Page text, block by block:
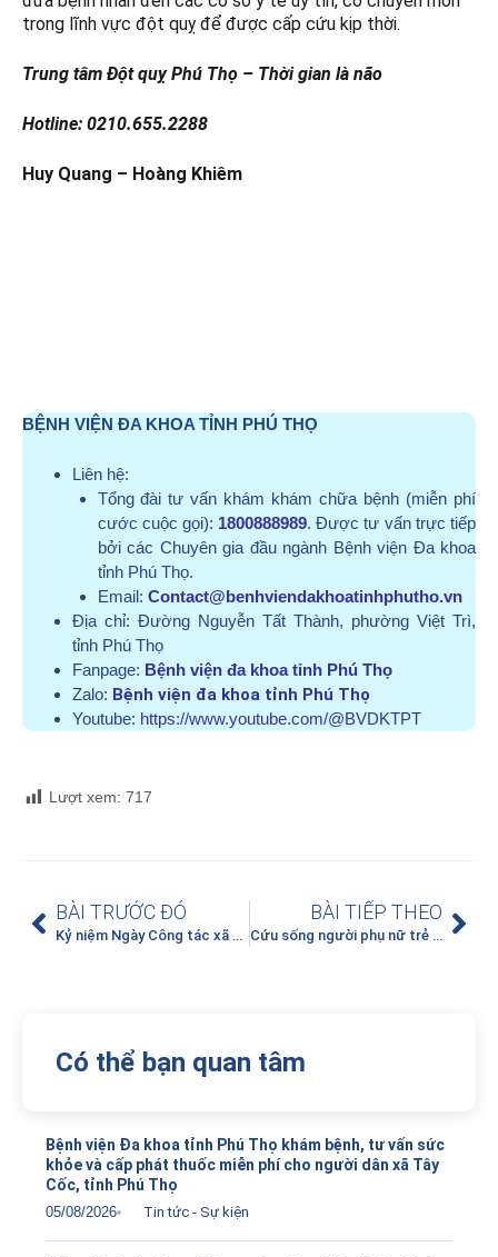
trong lĩnh vực đột quỵ để được cấp cứu kịp thời.
Trung tâm Đột quỵ Phú Thọ – Thời gian là não
Hotline: 0210.655.2288
Huy Quang – Hoàng Khiêm
BỆNH VIỆN ĐA KHOA TỈNH PHÚ THỌ
Liên hệ:
Tổng đài tư vấn khám khám chữa bệnh (miễn phí
cước cuộc gọi): 1800888989. Được tư vấn trực tiếp
bởi các Chuyên gia đầu ngành Bệnh viện Đa khoa
tỉnh Phú Thọ.
Email: Contact@benhviendakhoatinhphutho.vn
Địa chỉ: Đường Nguyễn Tất Thành, phường Việt Trì,
tỉnh Phú Thọ
Fanpage: Bệnh viện đa khoa tỉnh Phú Thọ
Zalo: Bệnh viện đa khoa tỉnh Phú Thọ
Youtube: https://www.youtube.com/@BVDKTPT
Lượt xem: 717
BÀI TRƯỚC ĐÓ
Kỷ niệm Ngày Công tác xã hội 25/3 – Mỗi “trao đi” là nhiều điều “nhận lại”
BÀI TIẾP THEO
Cứu sống người phụ nữ trẻ tuổi đột quỵ giờ thứ 7
Có thể bạn quan tâm
Bệnh viện Đa khoa tỉnh Phú Thọ khám bệnh, tư vấn sức
khỏe và cấp phát thuốc miễn phí cho người dân xã Tây
Cốc, tỉnh Phú Thọ
05/08/2026 Tin tức - Sự kiện